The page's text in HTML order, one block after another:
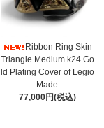
Ribbon Ring Skin
Triangle Medium k24 Go
ld Plating Cover of Legio
Made
77,000円(税込)